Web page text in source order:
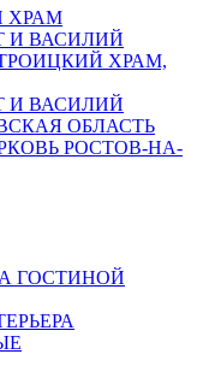
ХРАМ
И ВАСИЛИЙ
ХРАМ,
И ВАСИЛИЙ
ОБЛАСТЬ
РОСТОВ-НА-
ГОСТИНОЙ